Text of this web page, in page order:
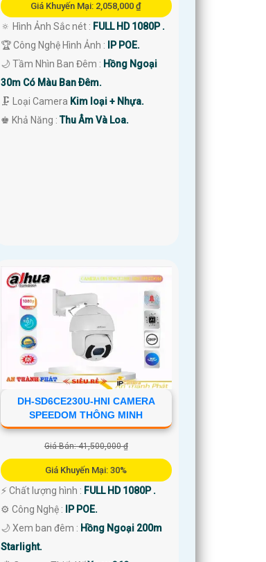
Giá Khuyến Mại: 2,058,000 ₫
🔅 Hình Ảnh Sắc nét : FULL HD 1080P .
🏆 Công Nghệ Hình Ảnh :
IP POE.
🌙 Tầm Nhìn Ban Đêm : Hồng Ngoại
30m Có Màu Ban Ðêm.
🗜️ Loại Camera Kim loại + Nhựa.
️♚ Khả Năng :Thu Âm Và Loa.
DH-SD6CE230U-HNI CAMERA
SPEEDOM THÔNG MINH
Giá Bán: 41,500,000 ₫
Giá Khuyến Mại: 30%
️⚡ Chất lượng hình : FULL HD 1080P .
⚙ Công Nghệ :
IP POE.
🌙 Xem ban đêm : Hồng Ngoại 200m
Starlight.